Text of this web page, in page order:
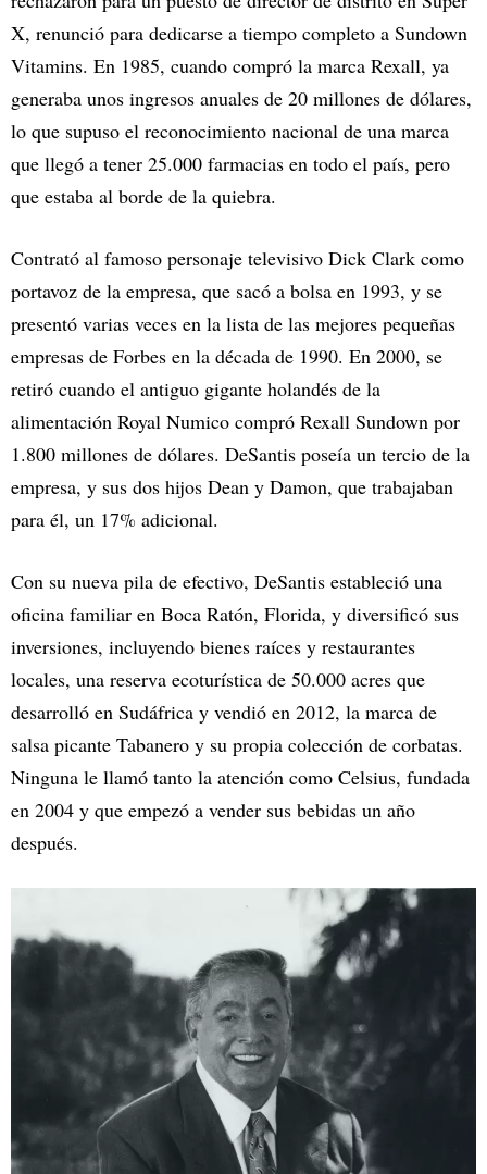
X, renunció para dedicarse a tiempo completo a Sundown
Vitamins. En 1985, cuando compró la marca Rexall, ya
generaba unos ingresos anuales de 20 millones de dólares,
lo que supuso el reconocimiento nacional de una marca
que llegó a tener 25.000 farmacias en todo el país, pero
que estaba al borde de la quiebra.
Contrató al famoso personaje televisivo Dick Clark como
portavoz de la empresa, que sacó a bolsa en 1993, y se
presentó varias veces en la lista de las mejores pequeñas
empresas de Forbes en la década de 1990. En 2000, se
retiró cuando el antiguo gigante holandés de la
alimentación Royal Numico compró Rexall Sundown por
1.800 millones de dólares. DeSantis poseía un tercio de la
empresa, y sus dos hijos Dean y Damon, que trabajaban
para él, un 17% adicional.
Con su nueva pila de efectivo, DeSantis estableció una
oficina familiar en Boca Ratón, Florida, y diversificó sus
inversiones, incluyendo bienes raíces y restaurantes
locales, una reserva ecoturística de 50.000 acres que
desarrolló en Sudáfrica y vendió en 2012, la marca de
salsa picante Tabanero y su propia colección de corbatas.
Ninguna le llamó tanto la atención como Celsius, fundada
en 2004 y que empezó a vender sus bebidas un año
después.